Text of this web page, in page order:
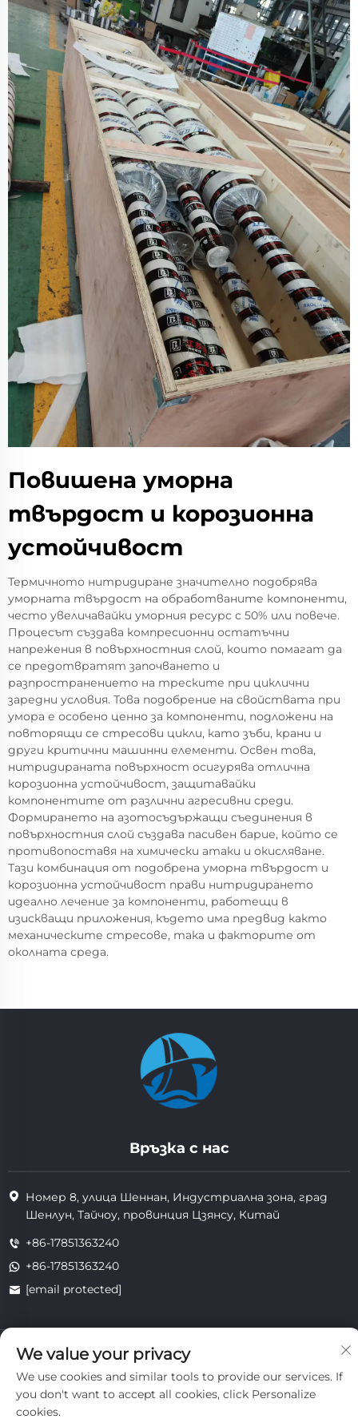
Повишена уморна
твърдост и корозионна
устойчивост
Термичното нитридиране значително подобрява
уморната твърдост на обработваните компоненти,
често увеличавайки уморния ресурс с 50% или повече.
Процесът създава компресионни остатъчни
напрежения в повърхностния слой, които помагат да
се предотвратят започването и
разпространението на треските при циклични
заредни условия. Това подобрение на свойствата при
умора е особено ценно за компоненти, подложени на
повторящи се стресови цикли, като зъби, крани и
други критични машинни елементи. Освен това,
нитридираната повърхност осигурява отлична
корозионна устойчивост, защитавайки
компонентите от различни агресивни среди.
Формирането на азотосъдържащи съединения в
повърхностния слой създава пасивен барие, който се
противопоставя на химически атаки и окисляване.
Тази комбинация от подобрена уморна твърдост и
корозионна устойчивост прави нитридирането
идеално лечение за компоненти, работещи в
изискващи приложения, където има предвид както
механическите стресове, така и факторите от
околната среда.
Връзка с нас
Номер 8, улица Шеннан, Индустриална зона, град
Шенлун, Тайчоу, провинция Цзянсу, Китай
+86-17851363240
+86-17851363240
[email protected]
Всички права запазени. Copyright © 2025 Jiangsu Tongzhou
Heat Resistant Technology Co., Ltd.
поверителност
We value your privacy
We use cookies and similar tools to provide our services. If
you don't want to accept all cookies, click Personalize
cookies.